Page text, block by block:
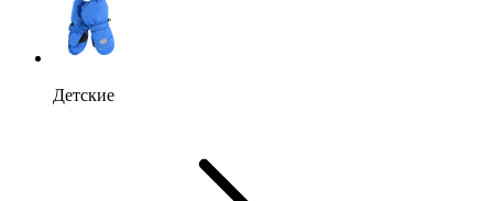
Детские